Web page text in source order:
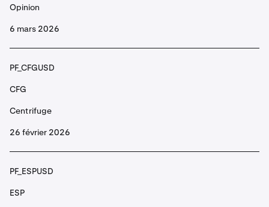
ANIME
Animecoin
PF_ANKRUSD
ANKR
Ankr
API3
API3
Opinion
6 mars 2026
PF_CFGUSD
CFG
Centrifuge
26 février 2026
PF_ESPUSD
ESP